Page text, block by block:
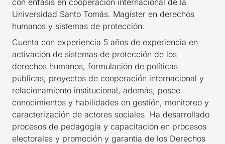
con énfasis en cooperación internacional de la
Universidad Santo Tomás. Magíster en derechos
humanos y sistemas de protección.
Cuenta con experiencia 5 años de experiencia en
activación de sistemas de protección de los
derechos humanos, formulación de políticas
públicas, proyectos de cooperación internacional y
relacionamiento institucional, además, posee
conocimientos y habilidades en gestión, monitoreo y
caracterización de actores sociales. Ha desarrollado
procesos de pedagogía y capacitación en procesos
electorales y promoción y garantía de los Derechos